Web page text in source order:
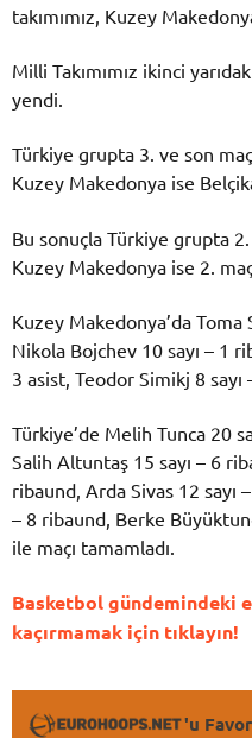
takımımız, Kuzey
Milli Takımımız ikinci
yendi.
Türkiye grupta 3. ve son
Kuzey Makedonya ise
Bu sonuçla Türkiye grupta
Kuzey Makedonya ise 2.
Kuzey Makedonya’da Toma
Nikola Bojchev 10 sayı – 1
3 asist, Teodor Simikj 8 sayı
Türkiye’de Melih Tunca 20
Salih Altuntaş 15 sayı – 6
ribaund, Arda Sivas 12 sayı
– 8 ribaund, Berke
ile maçı tamamladı.
Basketbol gündemindeki
kaçırmamak için tıklayın!
'u